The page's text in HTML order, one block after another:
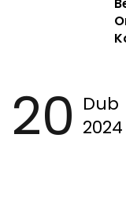
20 Dub
2024